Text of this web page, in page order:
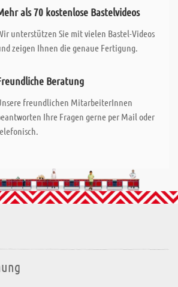
als 70 kostenlose Bastelvideos
unterstützen Sie mit vielen Bastel-Videos
zeigen Ihnen die genaue Fertigung.
Beratung
freundlichen MitarbeiterInnen
Ihre Fragen gerne per Mail oder